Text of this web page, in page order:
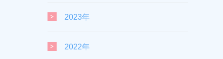
2023年
2022年